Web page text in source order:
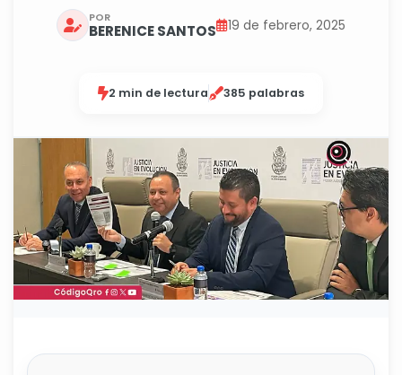
POR
BERENICE SANTOS 19 de febrero, 2025
2 min de lectura 385 palabras